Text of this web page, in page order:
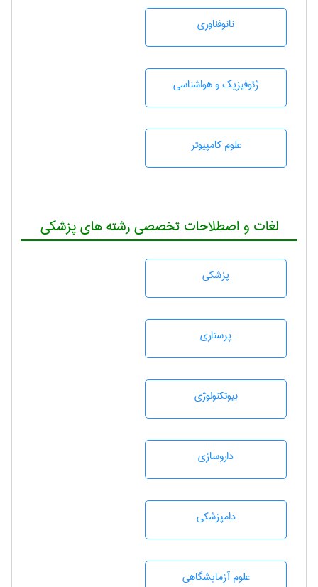
نانوفناوری
ژئوفيزيك و هواشناسی
علوم کامپیوتر
لغات و اصطلاحات تخصصی رشته های پزشکی
پزشكی
پرستاری
بيوتكنولوژی
داروسازی
دامپزشكی
علوم آزمايشگاهی